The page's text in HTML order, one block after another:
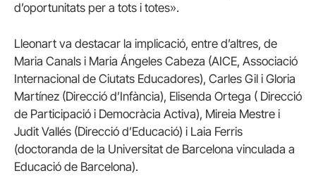
d’oportunitats per a tots i totes».
Lleonart va destacar la implicació, entre d’altres, de
Maria Canals i Maria Ángeles Cabeza (AICE, Associació
Internacional de Ciutats Educadores), Carles Gil i Gloria
Martínez (Direcció d’Infància), Elisenda Ortega ( Direcció
de Participació i Democràcia Activa), Mireia Mestre i
Judit Vallés (Direcció d’Educació) i Laia Ferris
(doctoranda de la Universitat de Barcelona vinculada a
Educació de Barcelona).